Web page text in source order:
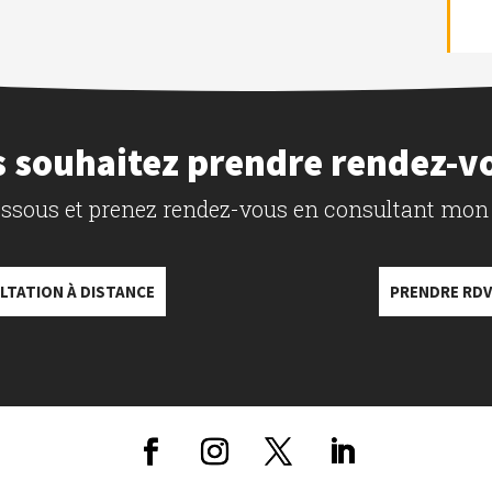
souhaitez prendre rendez-
et prenez rendez-vous en consultant
À DISTANCE PRENDRE RDV